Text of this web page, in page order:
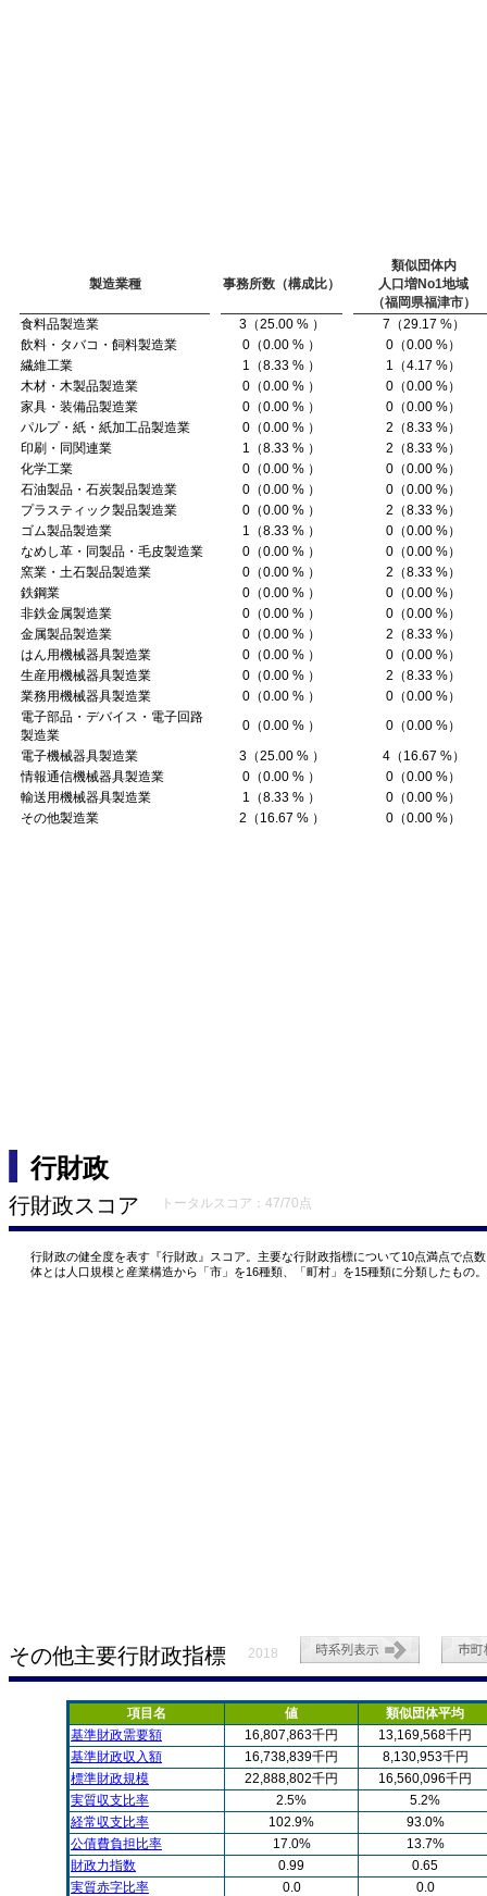
製造業種 事務所数（構成比）
類似団体内
人口増No1地域
（福岡県福津市）
食料品製造業
3（25.00 % ）
7（29.17 %）
飲料・タバコ・飼料製造業
0（0.00 % ）
0（0.00 %）
繊維工業
1（8.33 % ）
1（4.17 %）
木材・木製品製造業
0（0.00 % ）
0（0.00 %）
家具・装備品製造業
0（0.00 % ）
0（0.00 %）
パルプ・紙・紙加工品製造業
0（0.00 % ）
2（8.33 %）
印刷・同関連業
1（8.33 % ）
2（8.33 %）
化学工業
0（0.00 % ）
0（0.00 %）
石油製品・石炭製品製造業
0（0.00 % ）
0（0.00 %）
プラスティック製品製造業
0（0.00 % ）
2（8.33 %）
ゴム製品製造業
1（8.33 % ）
0（0.00 %）
なめし革・同製品・毛皮製造業
0（0.00 % ）
0（0.00 %）
窯業・土石製品製造業
0（0.00 % ）
2（8.33 %）
鉄鋼業
0（0.00 % ）
0（0.00 %）
非鉄金属製造業
0（0.00 % ）
0（0.00 %）
金属製品製造業
0（0.00 % ）
2（8.33 %）
はん用機械器具製造業
0（0.00 % ）
0（0.00 %）
生産用機械器具製造業
0（0.00 % ）
2（8.33 %）
業務用機械器具製造業
0（0.00 % ）
0（0.00 %）
電子部品・デバイス・電子回路
製造業
0（0.00 % ）
0（0.00 %）
電子機械器具製造業
3（25.00 % ）
4（16.67 %）
情報通信機械器具製造業
0（0.00 % ）
0（0.00 %）
輸送用機械器具製造業
1（8.33 % ）
0（0.00 %）
その他製造業
2（16.67 % ） 0（0.00 %）
行財政
行財政スコア トータルスコア：47/70点
行財政の健全度を表す『行財政』スコア。主要な行財政指標について10点満点で点
体とは人口規模と産業構造から「市」を16種類、「町村」を15種類に分類したもの
その他主要行財政指標 2018
項目名 値
類似団体平均
基準財政需要額
16,807,863千円
13,169,568千円
基準財政収入額
16,738,839千円
8,130,953千円
標準財政規模
22,888,802千円
16,560,096千円
実質収支比率
2.5%
5.2%
経常収支比率
102.9%
93.0%
公債費負担比率
17.0%
13.7%
財政力指数
0.99
0.65
実質赤字比率
0.0
0.0